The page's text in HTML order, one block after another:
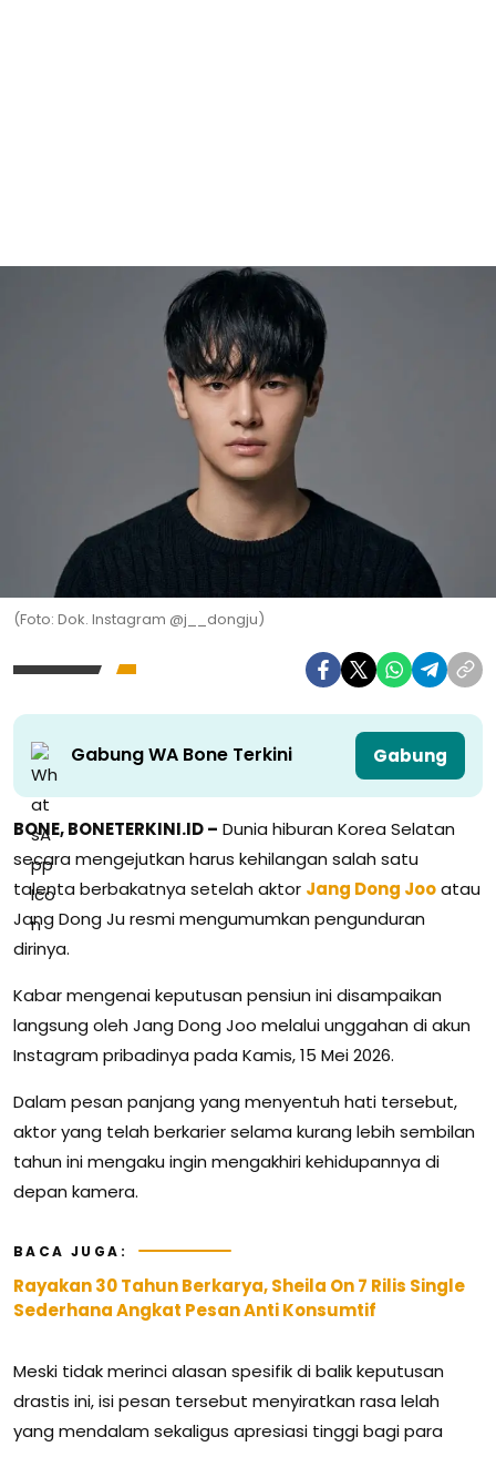
(Foto: Dok. Instagram @j__dongju)
Gabung WA Bone Terkini Gabung
BONE, BONETERKINI.ID – Dunia hiburan Korea Selatan
secara mengejutkan harus kehilangan salah satu
talenta berbakatnya setelah aktor Jang Dong Jooatau
Jang Dong Ju resmi mengumumkan pengunduran
dirinya.
Kabar mengenai keputusan pensiun ini disampaikan
langsung oleh Jang Dong Joo melalui unggahan di akun
Instagram pribadinya pada Kamis, 15 Mei 2026.
Dalam pesan panjang yang menyentuh hati tersebut,
aktor yang telah berkarier selama kurang lebih sembilan
tahun ini mengaku ingin mengakhiri kehidupannya di
depan kamera.
BACA JUGA:
Rayakan 30 Tahun Berkarya, Sheila On 7 Rilis Single
Sederhana Angkat Pesan Anti Konsumtif
Meski tidak merinci alasan spesifik di balik keputusan
drastis ini, isi pesan tersebut menyiratkan rasa lelah
yang mendalam sekaligus apresiasi tinggi bagi para